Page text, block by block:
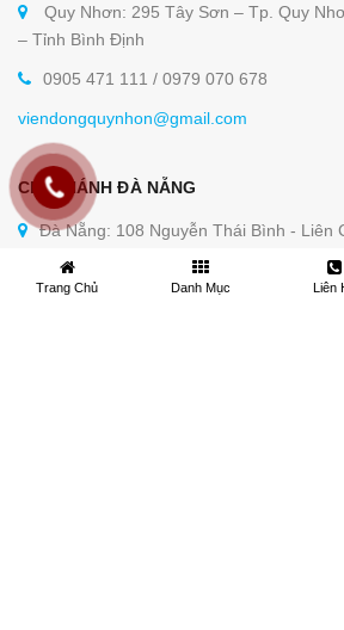
Quy Nhơn: 295 Tây Sơn – Tp. Quy
– Tỉnh Bình Định
0905 471 111 / 0979 070 678
viendongquynhon@gmail.com
CHI NHÁNH ĐÀ NẴNG
Đà Nẵng: 108 Nguyễn Thái Bình - Liên
0236 3769 333/ 0906 784 555
Trang Chủ Danh Mục Liên